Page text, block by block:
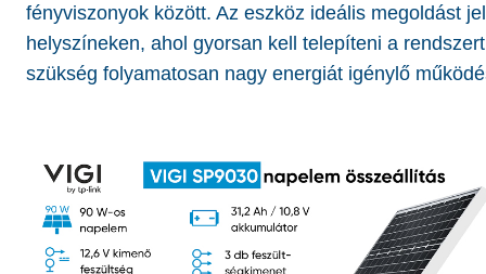
fényviszonyok között. Az eszköz ideális megoldást
helyszíneken, ahol gyorsan kell telepíteni a
szükség folyamatosan nagy energiát igénylő